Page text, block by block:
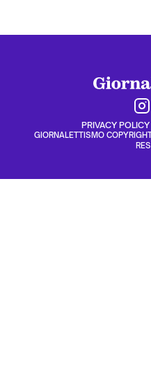
PRIVACY POLICY
GIORNALETTISMO